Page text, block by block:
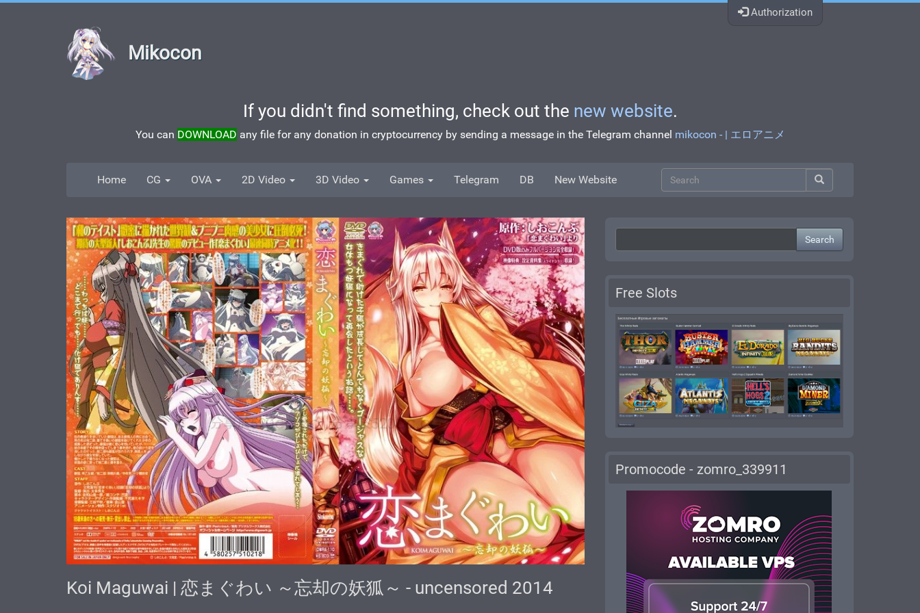
Authorization
Mikocon
If you didn't find something, check out the new website.
You can DOWNLOAD any file for any donation in cryptocurrency by sending a message in the Telegram channel mikocon - | エロアニメ
Home CG OVA 2D Video 3D Video Games Telegram DB New Website
Koi Maguwai | 恋まぐわい ～忘却の妖狐～ - uncensored 2014
Search
Free Slots
Promocode - zomro_339911